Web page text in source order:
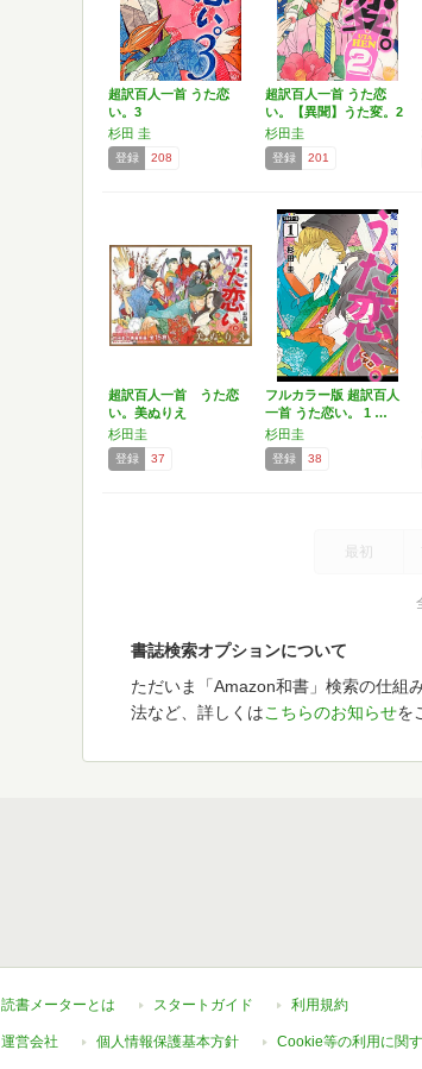
超訳百人一首 うた恋
い。3
杉田 圭
登録 208
超訳百人一首 うた恋
い。【異聞】うた変。2
…
杉田圭
登録 201
超訳百人一首 うた恋
い。美ぬりえ
杉田圭
登録 37
フルカラー版 超訳百人
一首 うた恋い。 1 …
杉田圭
登録 38
最初
書誌検索オプションについて
ただいま「Amazon和書」検索の仕組
法など、詳しくはこちらのお知らせを
読書メーターとは スタートガイド 利用規約
運営会社 個人情報保護基本方針 Cookie等の利用に関